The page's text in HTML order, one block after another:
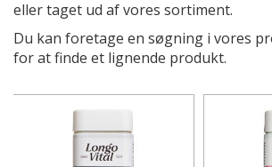
eller taget ud af vores sortiment.
Du kan foretage en søgning i vores
for at finde et lignende produkt.